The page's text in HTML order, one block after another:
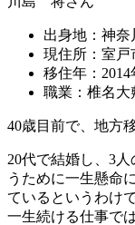
出身地：神奈
現住所：室戸
移住年：2014
職業：椎名大
40歳目前で、地方
20代で結婚し、3
うために一生懸命
ているというわけ
一生続ける仕事で